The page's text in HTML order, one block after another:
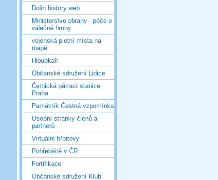
Dolin history web
Ministerstvo obrany - péče o
válečné hroby
vojenská pietní místa na
mapě
Hloubkaři
Občanské sdružení Lidice
Četnická pátrací stanice
Praha
Památník Čestná vzpomínka
Osobní stránky členů a
partnerů
Virtuální hřbitovy
Pohřebiště v ČR
Fortifikace
Občanské sdružení Klub